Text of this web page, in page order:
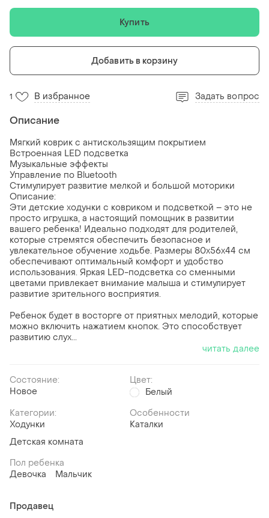
Купить
Добавить в корзину
1 В избранное Задать вопрос
Описание
Мягкий коврик с антискользящим покрытием
Встроенная LED подсветка
Музыкальные эффекты
Управление по Bluetooth
Стимулирует развитие мелкой и большой моторики
Описание:
Эти детские ходунки с ковриком и подсветкой – это не
просто игрушка, а настоящий помощник в развитии
вашего ребенка! Идеально подходят для родителей,
которые стремятся обеспечить безопасное и
увлекательное обучение ходьбе. Размеры 80х56х44 см
обеспечивают оптимальный комфорт и удобство
использования. Яркая LED-подсветка со сменными
цветами привлекает внимание малыша и стимулирует
развитие зрительного восприятия.
Ребенок будет в восторге от приятных мелодий, которые
можно включить нажатием кнопок. Это способствует
развитию слух...
читать далее
Состояние:
Новое
Цвет:
Белый
Категории:
Ходунки
Детская комната
Особенности
Каталки
Пол ребенка
Девочка
Мальчик
Продавец